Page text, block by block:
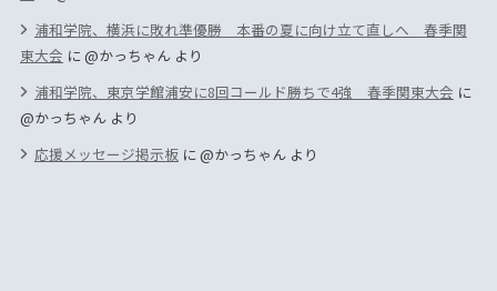
浦和学院、横浜に敗れ準優勝 本番の夏に向け立て直しへ 春季関
東大会 に@かっちゃんより
浦和学院、東京学館浦安に8回コールド勝ちで4強 春季関東大会 に
@かっちゃんより
応援メッセージ掲示板に@かっちゃんより